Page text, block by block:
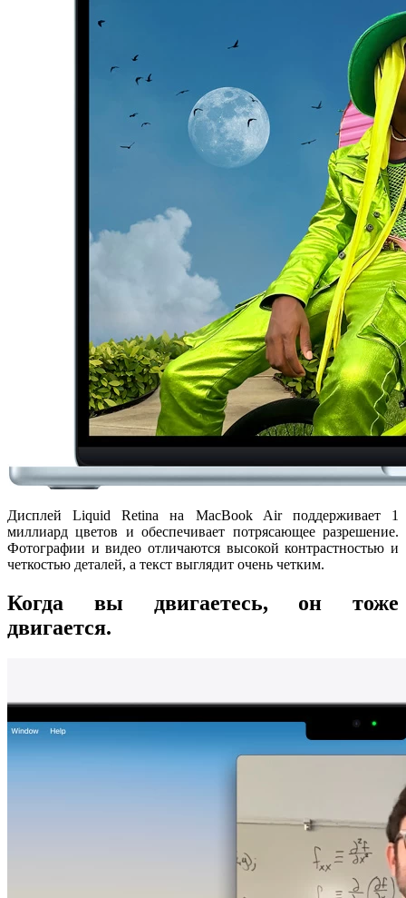
Дисплей Liquid Retina на MacBook Air поддерживает 1
миллиард цветов и обеспечивает потрясающее разрешение.
Фотографии и видео отличаются высокой контрастностью и
четкостью деталей, а текст выглядит очень четким.
Когда вы двигаетесь, он тоже
двигается.